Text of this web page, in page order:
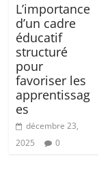
L’importance
d’un cadre
éducatif
structuré
pour
favoriser les
apprentissag
es
décembre 23,
2025
0